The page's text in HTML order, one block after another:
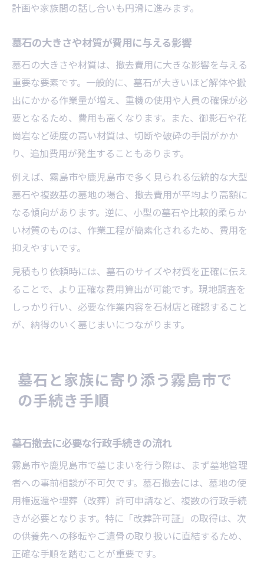
計画や家族間の話し合いも円滑に進みます。
墓石の大きさや材質が費用に与える影響
墓石の大きさや材質は、撤去費用に大きな影響を与える
重要な要素です。一般的に、墓石が大きいほど解体や搬
出にかかる作業量が増え、重機の使用や人員の確保が必
要となるため、費用も高くなります。また、御影石や花
崗岩など硬度の高い材質は、切断や破砕の手間がかか
り、追加費用が発生することもあります。
例えば、霧島市や鹿児島市で多く見られる伝統的な大型
墓石や複数基の墓地の場合、撤去費用が平均より高額に
なる傾向があります。逆に、小型の墓石や比較的柔らか
い材質のものは、作業工程が簡素化されるため、費用を
抑えやすいです。
見積もり依頼時には、墓石のサイズや材質を正確に伝え
ることで、より正確な費用算出が可能です。現地調査を
しっかり行い、必要な作業内容を石材店と確認すること
が、納得のいく墓じまいにつながります。
墓石と家族に寄り添う霧島市で
の手続き手順
墓石撤去に必要な行政手続きの流れ
霧島市や鹿児島市で墓じまいを行う際は、まず墓地管理
者への事前相談が不可欠です。墓石撤去には、墓地の使
用権返還や埋葬（改葬）許可申請など、複数の行政手続
きが必要となります。特に「改葬許可証」の取得は、次
の供養先への移転やご遺骨の取り扱いに直結するため、
正確な手順を踏むことが重要です。